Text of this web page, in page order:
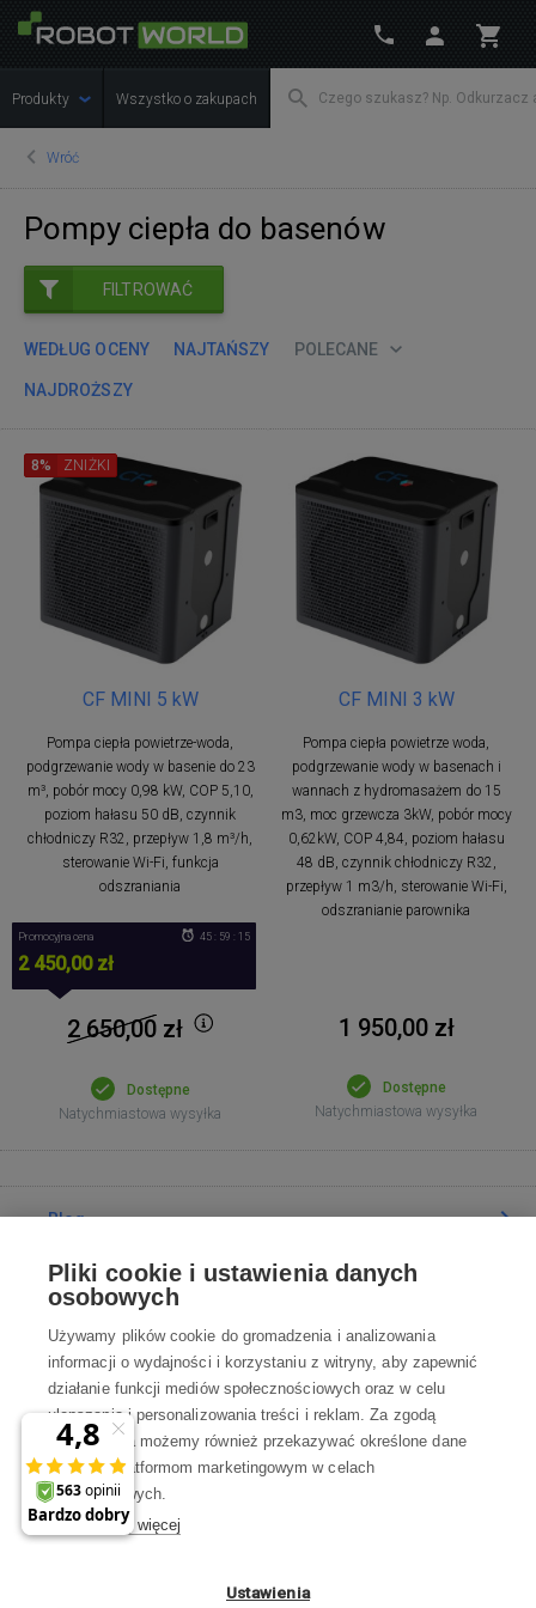
Produkty Wszystko o zakupach
Wróć
Pompy ciepła do basenów
FILTROWAĆ
WEDŁUG OCENY NAJTAŃSZY POLECANE
NAJDROŻSZY
CF MINI 5 kW
Pompa ciepła powietrze-woda,
podgrzewanie wody w basenie do 23
m³, pobór mocy 0,98 kW, COP 5,10,
poziom hałasu 50 dB, czynnik
chłodniczy R32, przepływ 1,8 m³/h,
sterowanie Wi-Fi, funkcja
odszraniania
8% ZNIŻKI
Promocyjna cena
2 450,00 zł
45 : 59 : 15
2 650,00zł
Dostępne
Natychmiastowa wysyłka
CF MINI 3 kW
Pompa ciepła powietrze woda,
podgrzewanie wody w basenach i
wannach z hydromasażem do 15
m3, moc grzewcza 3kW, pobór mocy
0,62kW, COP 4,84, poziom hałasu
48 dB, czynnik chłodniczy R32,
przepływ 1 m3/h, sterowanie Wi-Fi,
odszranianie parownika
1 950,00 zł
Dostępne
Natychmiastowa wysyłka
Blog
Poradnia
Wszystko o zakupach
Kontakt
Skontaktuj się z Nami
Pon-Pt 8:00—17:00
Pliki cookie i ustawienia danych
osobowych
Używamy plików cookie do gromadzenia i analizowania
informacji o wydajności i korzystaniu z witryny, aby zapewnić
działanie funkcji mediów społecznościowych oraz w celu
ulepszania i personalizowania treści i reklam. Za zgodą
użytkownika możemy również przekazywać określone dane
osobowe platformom marketingowym w celach
marketingowych.
Dowiedz się więcej
Ustawienia